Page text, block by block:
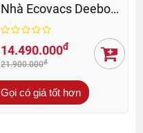
Nhà Ecovacs Deebot
T80 Omni - BH 24 Th
14.490.000đ
21.900.000đ
Gọi có giá tốt hơn